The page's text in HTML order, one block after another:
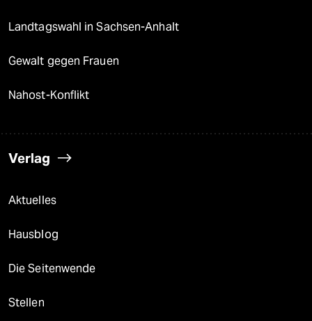
Landtagswahl in Sachsen-Anhalt
Gewalt gegen Frauen
Nahost-Konflikt
Verlag
Aktuelles
Hausblog
Die Seitenwende
Stellen